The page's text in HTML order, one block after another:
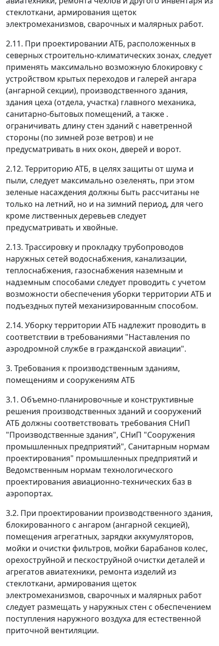
стеклоткани, армирования щеток
электромеханизмов, сварочных и малярных работ.
2.11. При проектировании АТБ, расположенных в
северных строительно-климатических зонах, следует
применять максимально возможную блокировку с
устройством крытых переходов и галерей ангара
(ангарной секции), производственного здания,
здания цеха (отдела, участка) главного механика,
санитарно-бытовых помещений, а также .
ограничивать длину стен зданий с наветренной
стороны (по зимней розе ветров) и не
предусматривать в них окон, дверей и ворот.
2.12. Территорию АТБ, в целях защиты от шума и
пыли, следует максимально озеленять, при этом
зеленые насаждения должны быть рассчитаны не
только на летний, но и на зимний период, для чего
кроме лиственных деревьев следует
предусматривать и хвойные.
2.13. Трассировку и прокладку трубопроводов
наружных сетей водоснабжения, канализации,
теплоснабжения, газоснабжения наземным и
надземным способами следует проводить с учетом
возможности обеспечения уборки территории АТБ и
подъездных путей механизированным способом.
2.14. Уборку территории АТБ надлежит проводить в
соответствии в требованиями "Наставления по
аэродромной службе в гражданской авиации".
3. Требования к производственным зданиям,
помещениям и сооружениям АТБ
3.1. Объемно-планировочные и конструктивные
решения производственных зданий и сооружений
АТБ должны соответствовать требования СНиП
"Производственные здания", СНиП "Сооружения
промышленных предприятий", Санитарным нормам
проектирования" промышленных предприятий и
Ведомственным нормам технологического
проектирования авиационно-технических баз в
аэропортах.
3.2. При проектировании производственного здания,
блокированного с ангаром (ангарной секцией),
помещения агрегатных, зарядки аккумуляторов,
мойки и очистки фильтров, мойки барабанов колес,
орехоструйной и пескоструйной очистки деталей и
агрегатов авиатехники, ремонта изделий из
стеклоткани, армирования щеток
электромеханизмов, сварочных и малярных работ
следует размещать у наружных стен с обеспечением
поступления наружного воздуха для естественной
приточной вентиляции.